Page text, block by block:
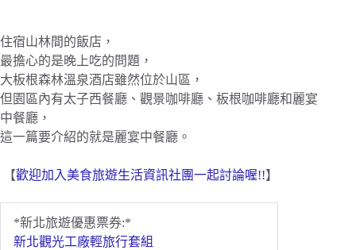
住宿山林間的飯店，
最擔心的是晚上吃的問題，
大板根森林溫泉酒店雖然位於山區，
但園區內有太子西餐廳、觀景咖啡廳、板根咖啡廳和麗宴
中餐廳，
這一篇要介紹的就是麗宴中餐廳。
【歡迎加入美食旅遊生活資訊社團一起討論喔!!】
*新北旅遊優惠票券:*
新北觀光工廠輕旅行套組